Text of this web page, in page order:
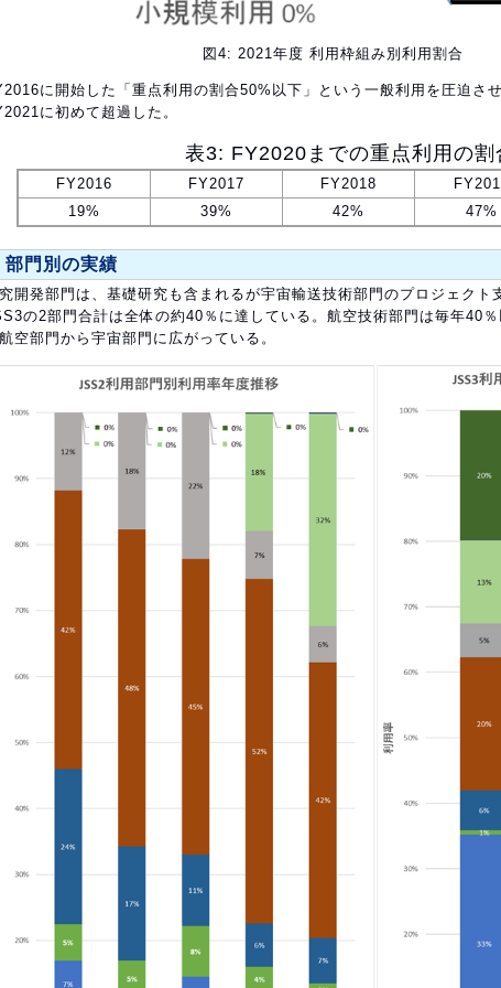
図4: 2021年度 利用枠組み別利用割合
に開始した「重点利用の割合50%以下」という一般利用を圧迫さ
に初めて超過した。
表3: FY2020までの重点利用の割
FY2016 FY2017 FY2018
19%
39% 42% 47%
部門別の実績
開発部門は、基礎研究も含まれるが宇宙輸送技術部門のプロジェクト
の2部門合計は全体の約40％に達している。航空技術部門は毎年40
空部門から宇宙部門に広がっている。